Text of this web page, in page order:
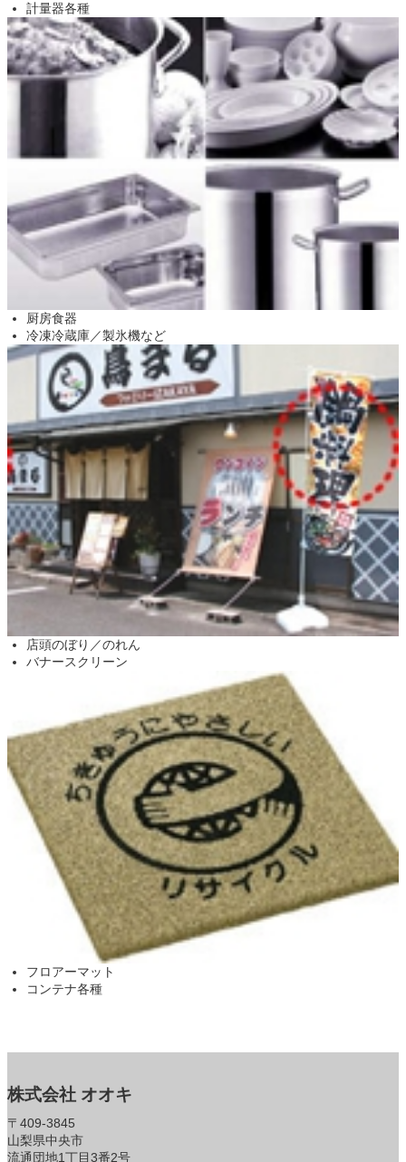
計量器各種
厨房食器
冷凍冷蔵庫／製氷機など
店頭のぼり／のれん
バナースクリーン
フロアーマット
コンテナ各種
株式会社 オオキ
〒409-3845
山梨県中央市
流通団地1丁目3番2号